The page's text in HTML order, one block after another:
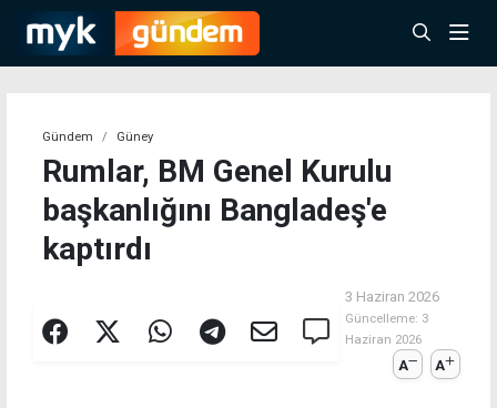
Gündem Güney
Rumlar, BM Genel Kurulu
başkanlığını Bangladeş'e
kaptırdı
3 Haziran 2026
Güncelleme: 3
Haziran 2026
A A